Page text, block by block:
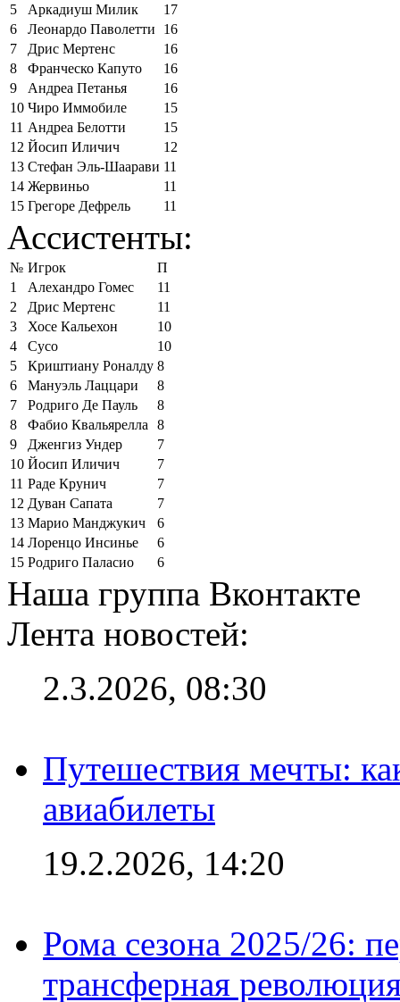
5
Аркадиуш Милик
17
6
Леонардо Паволетти
16
7
Дрис Мертенс
16
8
Франческо Капуто
16
9
Андреа Петанья
16
10 Чиро Иммобиле
15
11 Андреа Белотти
15
12 Йосип Иличич
12
13 Стефан Эль-Шаарави 11
14 Жервиньо
11
15 Грегоре Дефрель 11
Ассистенты:
№ Игрок
П
1
Алехандро Гомес
11
2
Дрис Мертенс
11
3
Хосе Кальехон
10
4
Сусо
10
5
Криштиану Роналду 8
6
Мануэль Лаццари
8
7
Родриго Де Пауль
8
8
Фабио Квальярелла
8
9
Дженгиз Ундер
7
10 Йосип Иличич
7
11 Раде Крунич
7
12 Дуван Сапата
7
13 Марио Манджукич
6
14 Лоренцо Инсинье
6
15 Родриго Паласио 6
Наша группа Вконтакте
Лента новостей:
2.3.2026, 08:30
Путешествия мечты:
авиабилеты
19.2.2026, 14:20
Рома сезона 2025/26:
трансферная